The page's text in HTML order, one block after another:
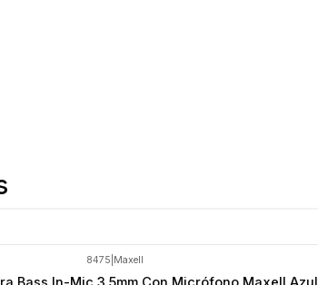
8475 Maxell